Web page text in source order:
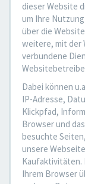
dieser Website
um Ihre
über die
weitere, mit der
verbundene
Dabei können
IP-Adresse,
Klickpfad,
Browser und
besuchte
unsere
Kaufaktivitäten.
Ihrem Browser